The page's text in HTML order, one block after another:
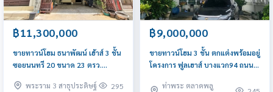
฿11,300,000
ขายทาวน์โฮม ธนาพัฒน์ เฮ้าส์ 3 ชั้น
ซอยนนทรี 20 ขนาด 23 ตรว.
พระราม 3 สาธุประดิษฐ์
295
฿9,000,000
ขายทาวน์โฮม 3 ชั้น ตกแต่งพร้อมอยู่
โครงการ ฟูลเฮาส์ บางแวก94 ถนน
แหล่งชุมชน
ท่าพระ ตลาดพลู